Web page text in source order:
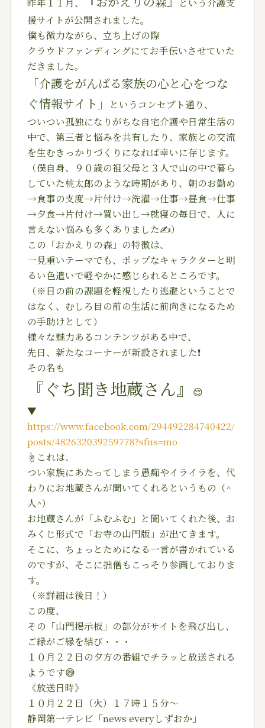
援サイトが公開されました。
僕も微力ながら、立ち上げの際
クラウドファンディングにてお手伝いさせていた
だきました。
「介護をがんばる家族の心と心をつな
ぐ情報サイト」
というコンセプト通り、
ついつい孤独になりがちな自宅介護や日常生活の
中で、第三者と悩みを共有したり、家族との交流
を生むきっかりづくりになれば幸いに存じます。
（僕自身、９０歳の祖父母と３人で山の中で暮ら
していた桃太郎のような時期があり、朝のお勤め
→食事の支度→片付け→洗濯→仕事→昼食→仕事
→夕食→片付け→買い出し→就寝の毎日で、人に
言えない悩みも多くありました✍️）
この「おかえりの森」の特徴は、
一見重いテーマでも、ポップなキャラクターと明
るい色遣いで軽やかに感じられるところです。
（※目の前の課題を軽視したり逃避ということで
はなく、むしろ目の前の生活に前向きになるため
の手助けとして）
様々な魅力あるコンテンツがある中で、
先日、新たなコーナーが新設されました❗️
その名も
『ぐち聞き地蔵さん』
😌
▼
https://www.facebook.com/294492284740422/
posts/482632039259778?sfns=mo
☝️これは、
つい家族にあたってしまう愚痴やイライラを、代
わりにお地蔵さんが聞いてくれるというもの（^
人^）
お地蔵さんが「ふむふむ」と聞いてくれた後、お
みくじ形式で「お寺の山門版」が出てきます。
そこに、ちょっとためになる一言が書かれている
のですが、そこに拙僧もこっそり参画しておりま
す。
（※詳細は後日！）
この度、
その「山門掲示板」の部分がサイトを飛び出し、
ご縁がご縁を結び・・・
１０月２２日の夕方の番組でチラッと放送される
ようです😅
《放送日時》
１０月２２日（火）１７時１５分〜
静岡第一テレビ「news everyしずおか」